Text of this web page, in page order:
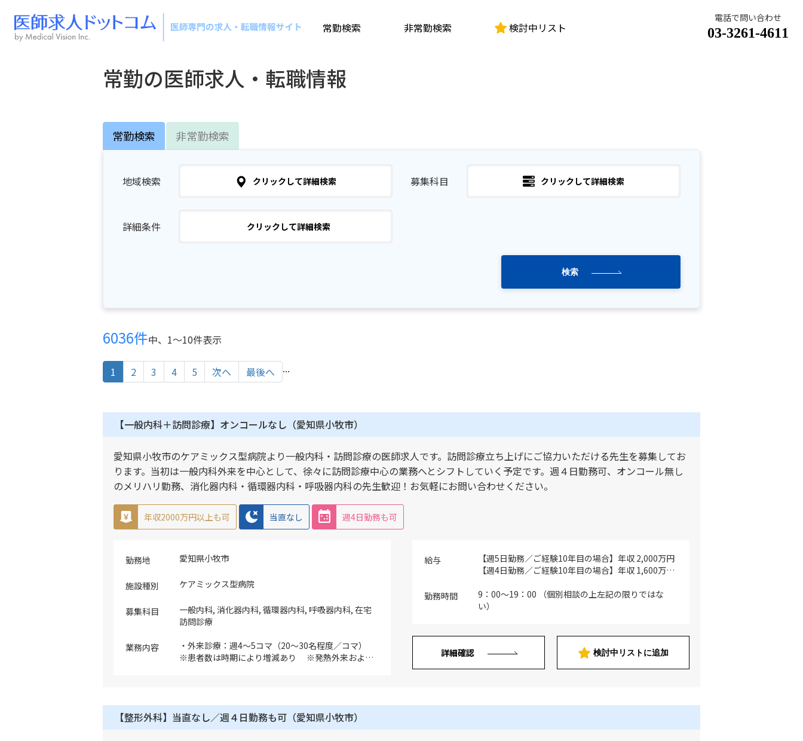
常勤検索 非常勤検索 検討中リスト
電話で問い合わせ
03-3261-4611
常勤の医師求人・転職情報
常勤検索 非常勤検索
地域検索 クリックして詳細検索 募集科目 クリックして詳細検索
詳細条件 クリックして詳細検索
検索
6036件中、1〜10件表示
1 2 3 4 5 ...
次へ 最後へ
【一般内科＋訪問診療】オンコールなし（愛知県小牧市）
愛知県小牧市のケアミックス型病院より一般内科・訪問診療の医師求人です。訪問診療立ち上げにご協力いただける先生を募集してお
ります。当初は一般内科外来を中心として、徐々に訪問診療中心の業務へとシフトしていく予定です。週４日勤務可、オンコール無し
のメリハリ勤務、消化器内科・循環器内科・呼吸器内科の先生歓迎！お気軽にお問い合わせください。
年収2000万円以上も可 当直なし 週4日勤務も可
勤務地 愛知県小牧市
施設種別 ケアミックス型病院
募集科目
一般内科, 消化器内科, 循環器内科, 呼吸器内科, 在宅
訪問診療
業務内容
・外来診療：週4～5コマ（20～30名程度／コマ）
※患者数は時期により増減あり ※発熱外来および
※今後は居宅中心に患者数拡大予定 ※運転は基
本的に同行する看護師が担当します ※主な症例：
風邪、高血圧などの慢性疾患、高齢者・障がい者、
給与
【週5日勤務／ご経験10年目の場合】年収 2,000万円
【週4日勤務／ご経験10年目の場合】年収 1,600万円
ルに応じて最終決定させていただきます ※賞与及び
オンコール待機料を含む
勤務時間
9：00～19：00 （個別相談の上左記の限りではな
い）
詳細確認 検討中リストに追加
【整形外科】当直なし／週４日勤務も可（愛知県小牧市）